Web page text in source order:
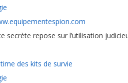
secrète repose sur l’utilisation
des kits de survie